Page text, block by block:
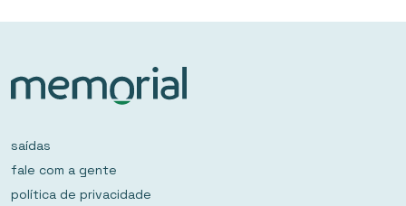
saídas
fale com a gente
política de privacidade